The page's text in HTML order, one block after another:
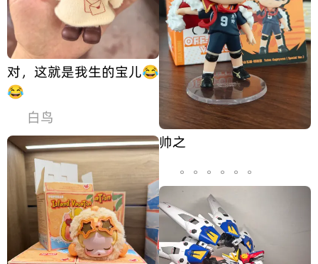
对，这就是我生的宝儿😂
😂
白鸟
帅之
。。。。。。